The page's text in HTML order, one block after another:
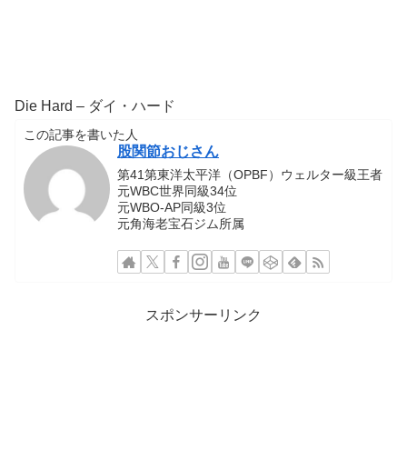
Die Hard – ダイ・ハード
この記事を書いた人
股関節おじさん
第41第東洋太平洋（OPBF）ウェルター級王者
元WBC世界同級34位
元WBO-AP同級3位
元角海老宝石ジム所属
スポンサーリンク